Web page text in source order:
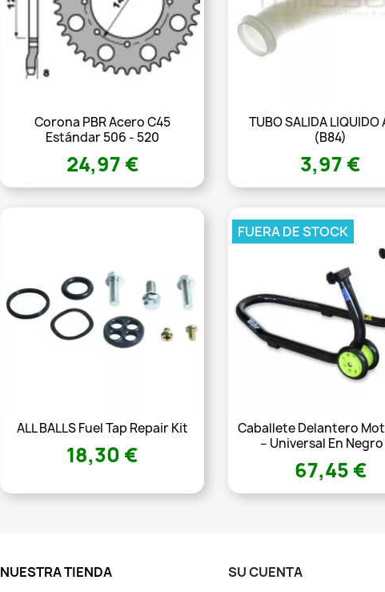
Corona PBR Acero C45
Estándar 506 - 520
24,97 €
TUBO SALIDA LIQUIDO
(B84)
3,97 €
ALL BALLS Fuel Tap Repair Kit
18,30 €
Caballete Delantero
– Universal En Negro
67,45 €
FUERA DE STOCK
NUESTRA TIENDA SU CUENTA